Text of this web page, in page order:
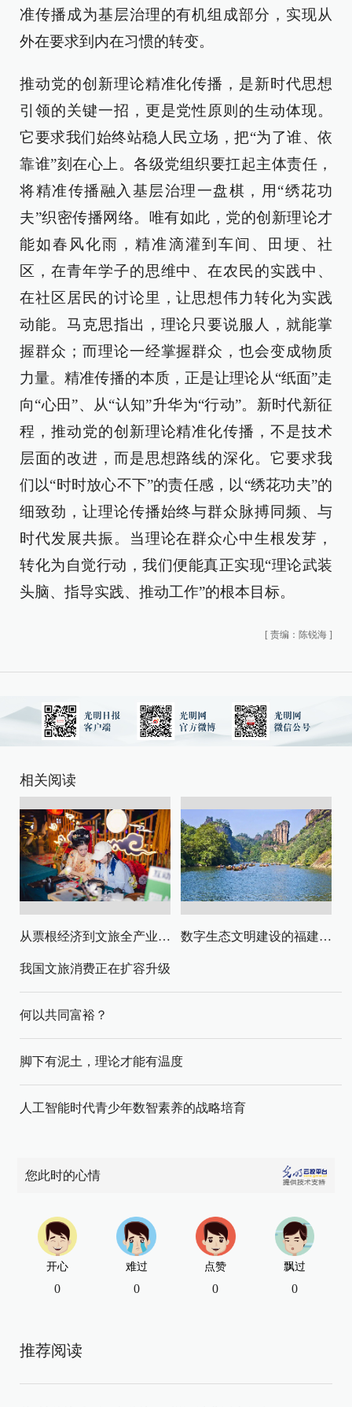
准传播成为基层治理的有机组成部分，实现从
外在要求到内在习惯的转变。
推动党的创新理论精准化传播，是新时代思想
引领的关键一招，更是党性原则的生动体现。
它要求我们始终站稳人民立场，把“为了谁、依
靠谁”刻在心上。各级党组织要扛起主体责任，
将精准传播融入基层治理一盘棋，用“绣花功
夫”织密传播网络。唯有如此，党的创新理论才
能如春风化雨，精准滴灌到车间、田埂、社
区，在青年学子的思维中、在农民的实践中、
在社区居民的讨论里，让思想伟力转化为实践
动能。马克思指出，理论只要说服人，就能掌
握群众；而理论一经掌握群众，也会变成物质
力量。精准传播的本质，正是让理论从“纸面”走
向“心田”、从“认知”升华为“行动”。新时代新征
程，推动党的创新理论精准化传播，不是技术
层面的改进，而是思想路线的深化。它要求我
们以“时时放心不下”的责任感，以“绣花功夫”的
细致劲，让理论传播始终与群众脉搏同频、与
时代发展共振。当理论在群众心中生根发芽，
转化为自觉行动，我们便能真正实现“理论武装
头脑、指导实践、推动工作”的根本目标。
[ 责编：陈锐海 ]
相关阅读
从票根经济到文旅全产业链升级 数字生态文明建设的福建路径与启示
我国文旅消费正在扩容升级
何以共同富裕？
脚下有泥土，理论才能有温度
人工智能时代青少年数智素养的战略培育
您此时的心情
开心
0
难过
0
点赞
0
飘过
0
推荐阅读